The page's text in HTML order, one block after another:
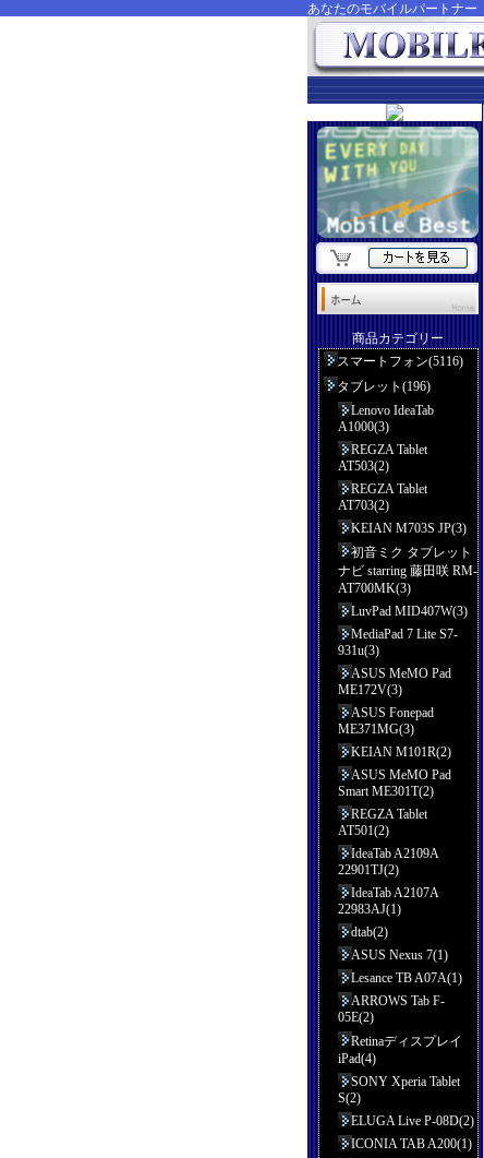
あなたのモバイルパートナー
商品カテゴリー
スマートフォン(5116)
タブレット(196)
Lenovo IdeaTab
A1000(3)
REGZA Tablet
AT503(2)
REGZA Tablet
AT703(2)
KEIAN M703S JP(3)
初音ミク タブレット
ナビ starring 藤田咲 RM-
AT700MK(3)
LuvPad MID407W(3)
MediaPad 7 Lite S7-
931u(3)
ASUS MeMO Pad
ME172V(3)
ASUS Fonepad
ME371MG(3)
KEIAN M101R(2)
ASUS MeMO Pad
Smart ME301T(2)
REGZA Tablet
AT501(2)
IdeaTab A2109A
22901TJ(2)
IdeaTab A2107A
22983AJ(1)
dtab(2)
ASUS Nexus 7(1)
Lesance TB A07A(1)
ARROWS Tab F-
05E(2)
Retinaディスプレイ
iPad(4)
SONY Xperia Tablet
S(2)
ELUGA Live P-08D(2)
ICONIA TAB A200(1)